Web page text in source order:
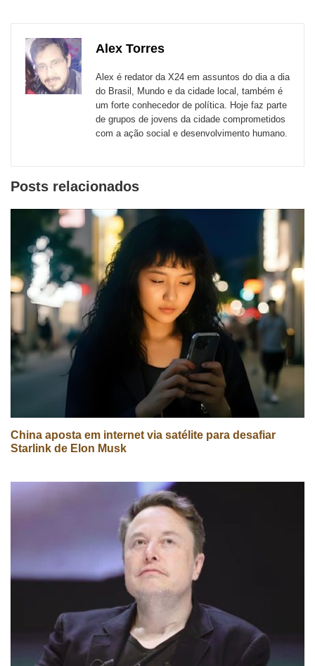
sites
externos
EmailFacebookMessenger
TwitterWhatsApp
Alex Torres
Alex é redator da X24 em assuntos do dia a dia
do Brasil, Mundo e da cidade local, também é
um forte conhecedor de política. Hoje faz parte
de grupos de jovens da cidade comprometidos
com a ação social e desenvolvimento humano.
Posts relacionados
China aposta em internet via satélite para desafiar
Starlink de Elon Musk